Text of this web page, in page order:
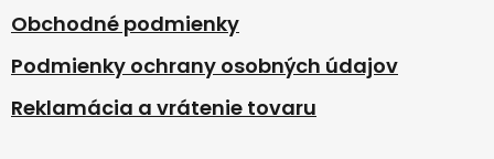
Obchodné podmienky
Podmienky ochrany osobných údajov
Reklamácia a vrátenie tovaru